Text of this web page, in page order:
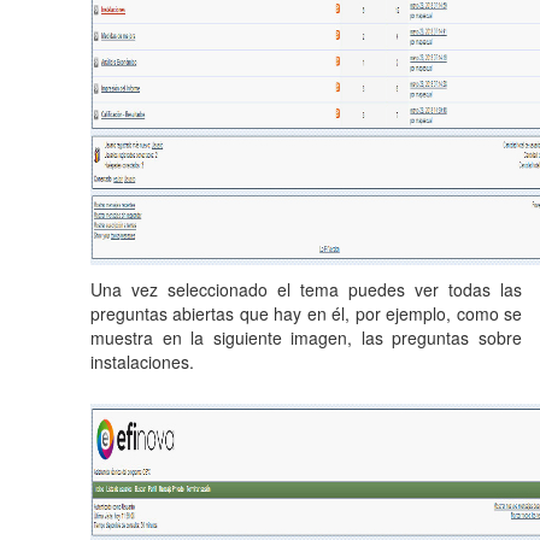
Una vez seleccionado el tema puedes ver todas las
preguntas abiertas que hay en él, por ejemplo, como se
muestra en la siguiente imagen, las preguntas sobre
instalaciones.